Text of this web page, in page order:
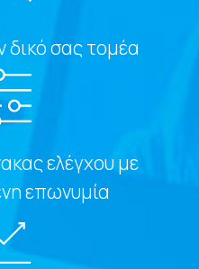
δικό σας τομέα
ελέγχου με
επωνυμία